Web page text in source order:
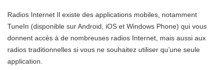
Radios Internet Il existe des applications mobiles, notamment
TuneIn (disponible sur Android, iOS et Windows Phone) qui vous
donnent accès à de nombreuses radios Internet, mais aussi aux
radios traditionnelles si vous ne souhaitez utiliser qu’une seule
application.